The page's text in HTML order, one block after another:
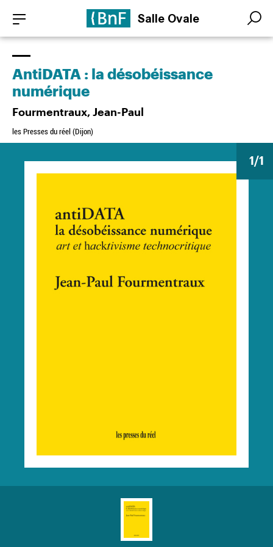
contenu
principal
Salle Ovale Search
Search
1/1
AntiDATA : la désobéissance
numérique
Fourmentraux, Jean-Paul
les Presses du réel (Dijon)
Panneau de gestion des cookies